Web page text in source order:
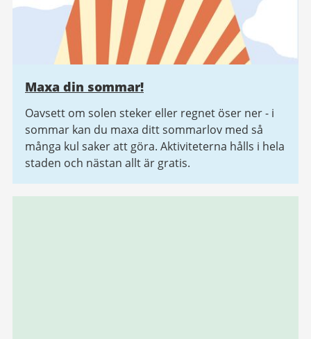
Maxa din sommar!
Oavsett om solen steker eller regnet öser ner - i
sommar kan du maxa ditt sommarlov med så
många kul saker att göra. Aktiviteterna hålls i hela
staden och nästan allt är gratis.